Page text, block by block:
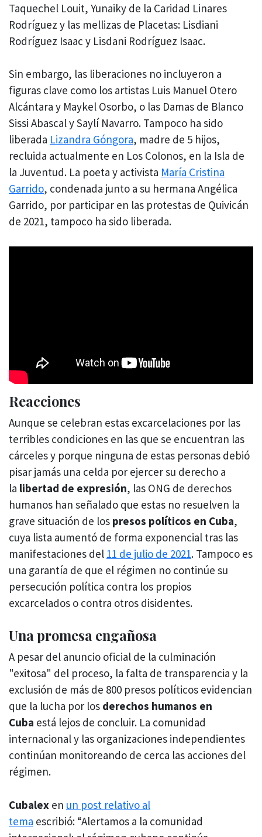
Taquechel Louit, Yunaiky de la Caridad Linares
Rodríguez y las mellizas de Placetas: Lisdiani
Rodríguez Isaac y Lisdani Rodríguez Isaac.
Sin embargo, las liberaciones no incluyeron a
figuras clave como los artistas Luis Manuel Otero
Alcántara y Maykel Osorbo, o las Damas de Blanco
Sissi Abascal y Saylí Navarro. Tampoco ha sido
liberada Lizandra Góngora, madre de 5 hijos,
recluida actualmente en Los Colonos, en la Isla de
la Juventud. La poeta y activista María Cristina
Garrido, condenada junto a su hermana Angélica
Garrido, por participar en las protestas de Quivicán
de 2021, tampoco ha sido liberada.
Reacciones
Aunque se celebran estas excarcelaciones por las
terribles condiciones en las que se encuentran las
cárceles y porque ninguna de estas personas debió
pisar jamás una celda por ejercer su derecho a
la libertad de expresión, las ONG de derechos
humanos han señalado que estas no resuelven la
grave situación de los presos políticos en Cuba,
cuya lista aumentó de forma exponencial tras las
manifestaciones del 11 de julio de 2021. Tampoco es
una garantía de que el régimen no continúe su
persecución política contra los propios
excarcelados o contra otros disidentes.
Una promesa engañosa
A pesar del anuncio oficial de la culminación
"exitosa" del proceso, la falta de transparencia y la
exclusión de más de 800 presos políticos evidencian
que la lucha por los derechos humanos en
Cuba está lejos de concluir. La comunidad
internacional y las organizaciones independientes
continúan monitoreando de cerca las acciones del
régimen.
Cubalex en un post relativo al
tema escribió: “Alertamos a la comunidad